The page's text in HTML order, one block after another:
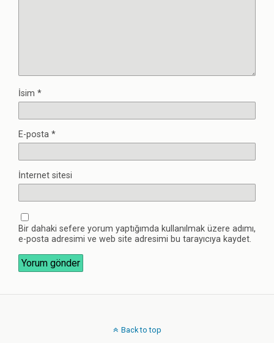
İsim *
E-posta *
İnternet sitesi
Bir dahaki sefere yorum yaptığımda kullanılmak üzere adımı,
e-posta adresimi ve web site adresimi bu tarayıcıya kaydet.
Back to top